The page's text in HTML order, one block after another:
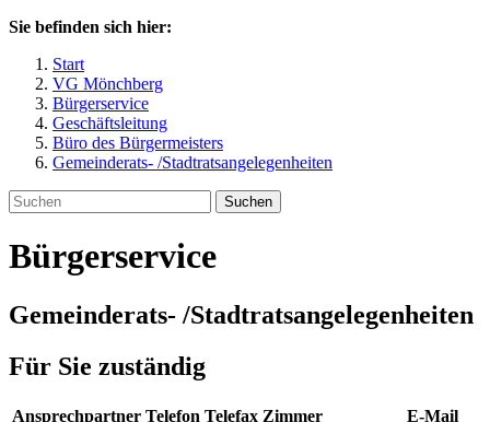
Sie befinden sich hier:
Start
VG Mönchberg
Bürgerservice
Geschäftsleitung
Büro des Bürgermeisters
Gemeinderats- /Stadtratsangelegenheiten
Suchen
Bürgerservice
Gemeinderats- /Stadtratsangelegenheiten
Für Sie zuständig
Ansprechpartner Telefon Telefax Zimmer
E-Mail